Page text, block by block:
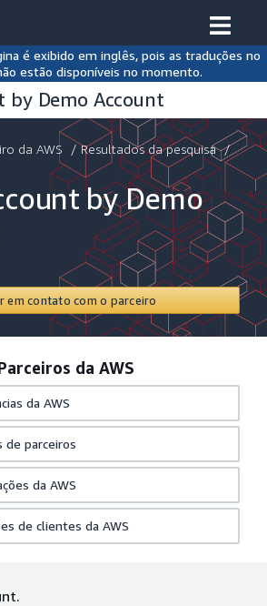
é exibido em inglês, pois as traduções no
estão disponíveis no momento.
by Demo Account
da AWS / Resultados da pesquisa /
by Demo
em contato com o parceiro
da AWS
da AWS
de parceiros
da AWS
de clientes da AWS